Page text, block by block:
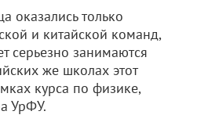
оказались только
и китайской команд,
серьезно занимаются
же школах этот
курса по физике,
УрФУ.